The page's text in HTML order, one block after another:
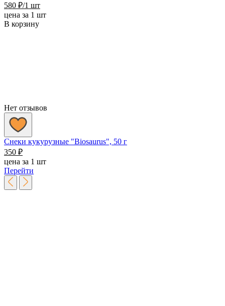
580 ₽/1 шт
цена за 1 шт
В корзину
Нет отзывов
Снеки кукурузные "Biosaurus", 50 г
350 ₽
цена за 1 шт
Перейти